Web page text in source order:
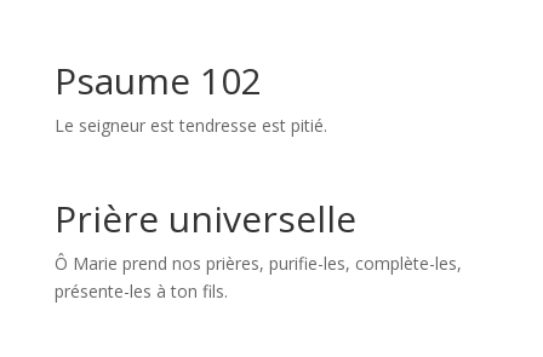
Psaume 102
Le seigneur est tendresse est pitié.
Prière universelle
Ô Marie prend nos prières, purifie-les, complète-les,
présente-les à ton fils.